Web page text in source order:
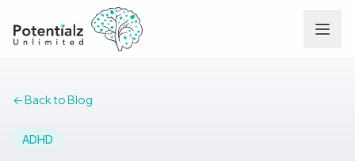
← Back to Blog
ADHD